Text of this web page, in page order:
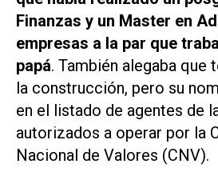
Finanzas y un Master en
empresas a la par que
papá. También alegaba que
la construcción, pero su
en el listado de agentes de
autorizados a operar por la
Nacional de Valores (CNV).